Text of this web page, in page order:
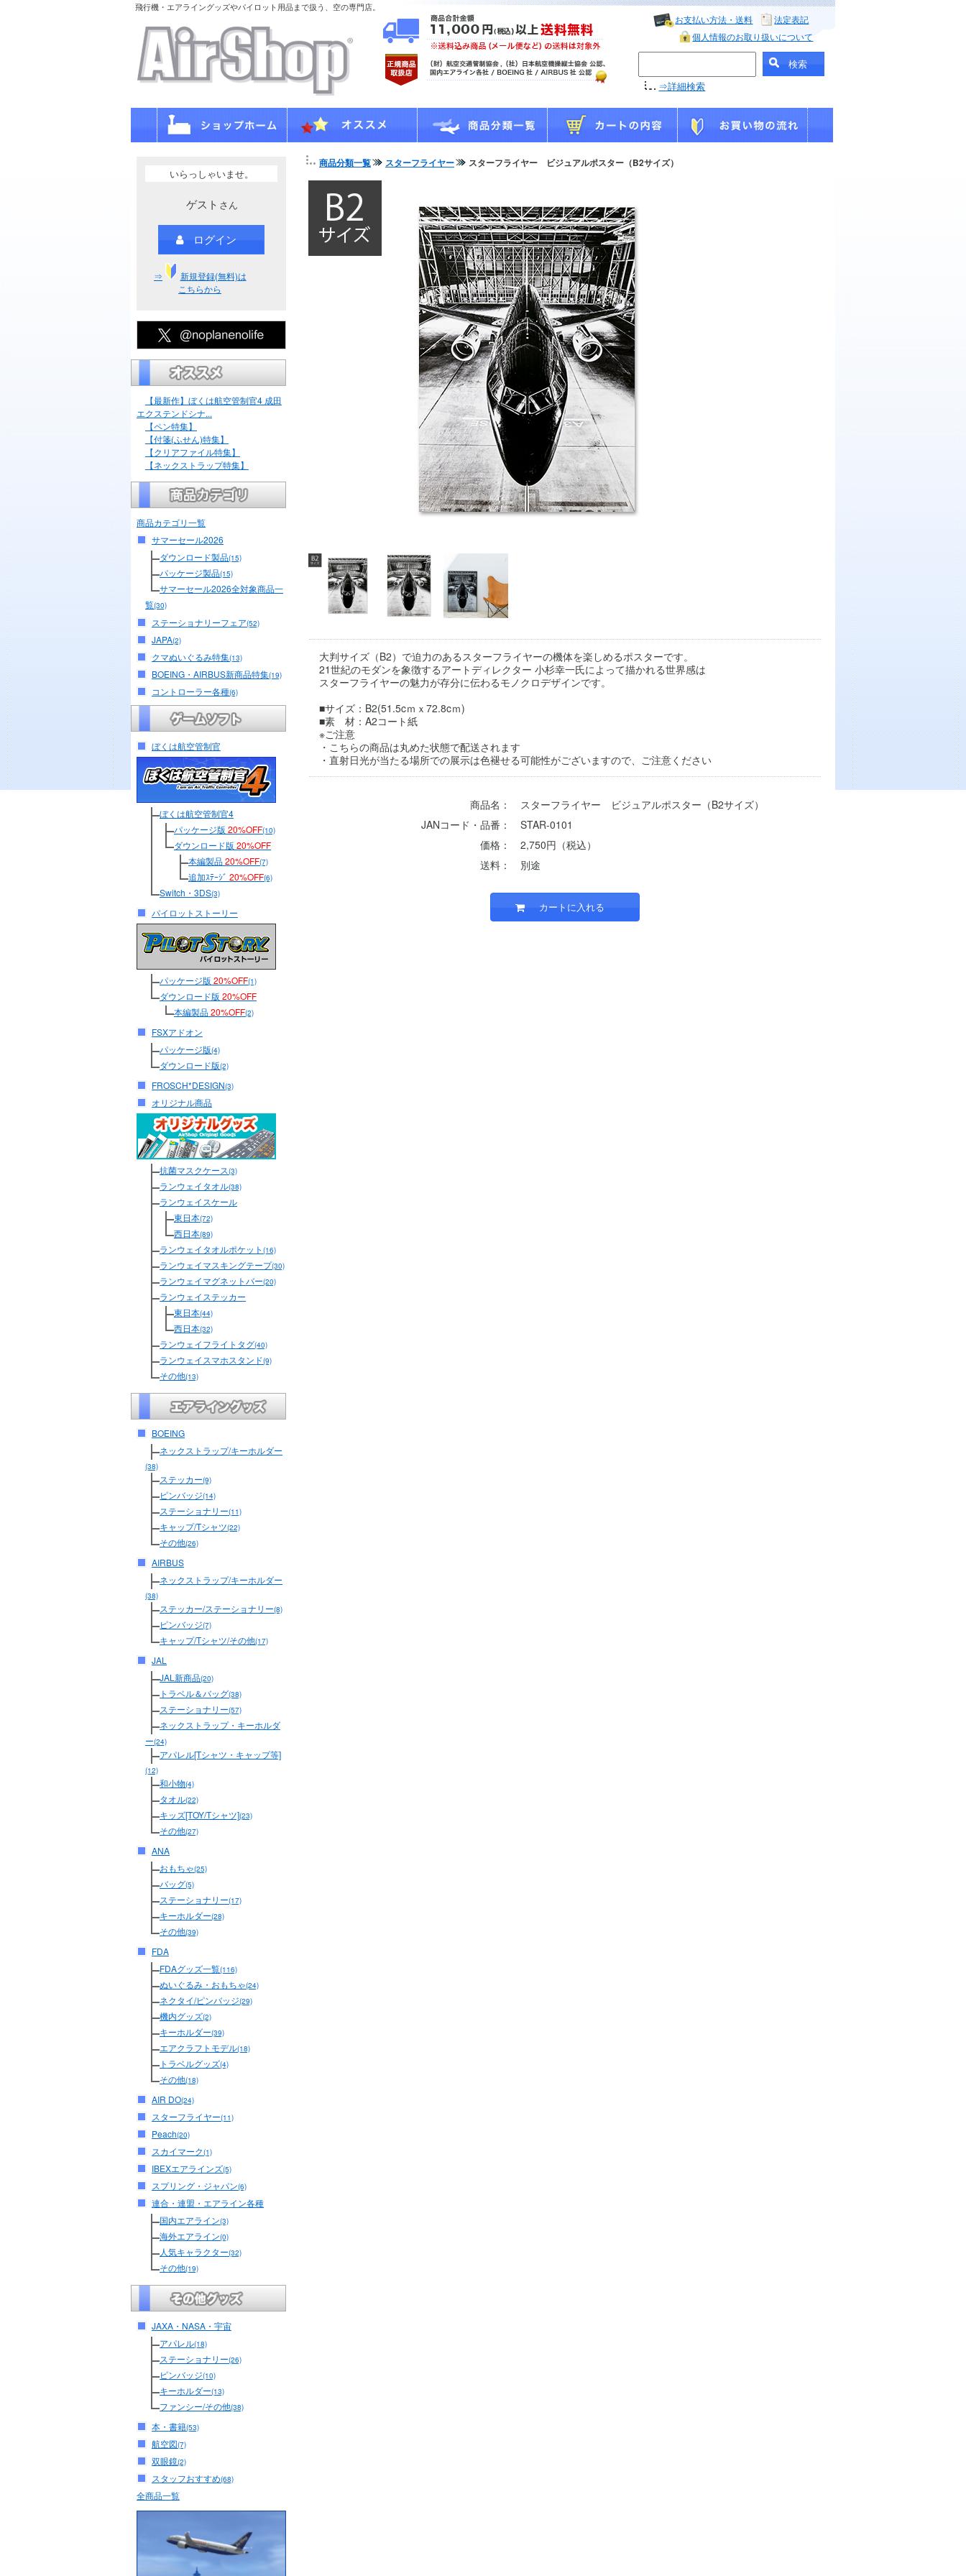
飛行機・エアライングッズやパイロット用品まで扱う、空の専門店。
お支払い方法・送料
法定表記
個人情報のお取り扱いについて
⇒詳細検索
いらっしゃいませ。
ゲスト さん
ログイン
⇒
新規登録(無料)は
こちらから
【最新作】ぼくは航空管制官4 成田
エクステンドシナ...
【ペン特集】
【付箋(ふせん)特集】
【クリアファイル特集】
【ネックストラップ特集】
商品カテゴリ一覧
サマーセール2026
ダウンロード製品(15)
パッケージ製品(15)
サマーセール2026全対象商品一
覧(30)
ステーショナリーフェア(52)
JAPA(2)
クマぬいぐるみ特集(13)
BOEING・AIRBUS新商品特集(19)
コントローラー各種(6)
ぼくは航空管制官
ぼくは航空管制官4
パッケージ版 20%OFF(10)
ダウンロード版 20%OFF
本編製品20%OFF(7)
追加ｽﾃｰｼﾞ 20%OFF(6)
Switch・3DS(3)
パイロットストーリー
パッケージ版 20%OFF(1)
ダウンロード版 20%OFF
本編製品20%OFF(2)
FSXアドオン
パッケージ版(4)
ダウンロード版(2)
FROSCH*DESIGN(3)
オリジナル商品
抗菌マスクケース(3)
ランウェイタオル(38)
ランウェイスケール
東日本(72)
西日本(89)
ランウェイタオルポケット (16)
ランウェイマスキングテープ(30)
ランウェイマグネットバー(20)
ランウェイステッカー
東日本(44)
西日本(32)
ランウェイフライトタグ(40)
ランウェイスマホスタンド(9)
その他(13)
BOEING
ネックストラップ/キーホルダー
(38)
ステッカー(9)
ピンバッジ(14)
ステーショナリー(11)
キャップ/Tシャツ(22)
その他(26)
AIRBUS
ネックストラップ/キーホルダー
(38)
ステッカー/ステーショナリー(8)
ピンバッジ(7)
キャップ/Tシャツ/その他(17)
JAL
JAL新商品(20)
トラベル＆バッグ(38)
ステーショナリー(57)
ネックストラップ・キーホルダ
ー(24)
アパレル[Tシャツ・キャップ等]
(12)
和小物(4)
タオル(22)
キッズ[TOY/Tシャツ](23)
その他(27)
ANA
おもちゃ(25)
バッグ(5)
ステーショナリー(17)
キーホルダー(28)
その他(39)
FDA
FDAグッズ一覧(116)
ぬいぐるみ・おもちゃ(24)
ネクタイ/ピンバッジ(29)
機内グッズ(2)
キーホルダー(39)
エアクラフトモデル(18)
トラベルグッズ(4)
その他(18)
AIR DO(24)
スターフライヤー(11)
Peach(20)
スカイマーク(1)
IBEXエアラインズ(5)
スプリング・ジャパン(6)
連合・連盟・エアライン各種
国内エアライン(3)
海外エアライン(0)
人気キャラクター(32)
その他(19)
JAXA・NASA・宇宙
アパレル(18)
ステーショナリー(26)
ピンバッジ(10)
キーホルダー(13)
ファンシー/その他(38)
本・書籍(53)
航空図(7)
双眼鏡(2)
スタッフおすすめ(68)
全商品一覧
商品分類一覧 スターフライヤー スターフライヤー ビジュアルポスター（B2サイズ）
大判サイズ（B2）で迫力のあるスターフライヤーの機体を楽しめるポスターです。
21世紀のモダンを象徴するアートディレクター 小杉幸一氏によって描かれる世界感は
スターフライヤーの魅力が存分に伝わるモノクロデザインです。
■サイズ：B2(51.5cｍｘ72.8cｍ)
■素 材：A2コート紙
※ご注意
・こちらの商品は丸めた状態で配送されます
・直射日光が当たる場所での展示は色褪せる可能性がございますので、ご注意ください
商品名：
スターフライヤー ビジュアルポスター（B2サイズ）
JANコード・品番：
STAR-0101
価格：
2,750円（税込）
送料：
別途